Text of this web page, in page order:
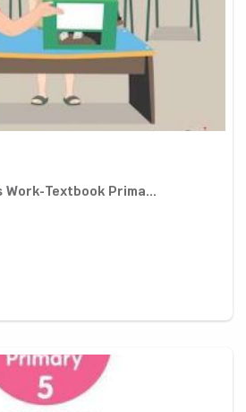
Textbook Prima...